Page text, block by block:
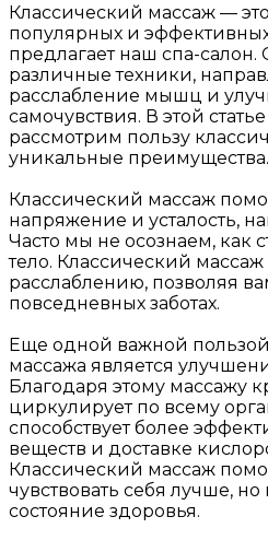
Классический массаж —
популярных и
предлагает наш спа-салон.
различные техники,
расслабление мышц и
самочувствия. В этой
рассмотрим пользу
уникальные преимущества.
Классический массаж
напряжение и усталость,
Часто мы не осознаем, как
тело. Классический массаж
расслаблению, позволяя
повседневных заботах.
Еще одной важной пользой
массажа является
Благодаря этому массажу
циркулирует по всему
способствует более
веществ и доставке
Классический массаж
чувствовать себя лучше,
состояние здоровья.